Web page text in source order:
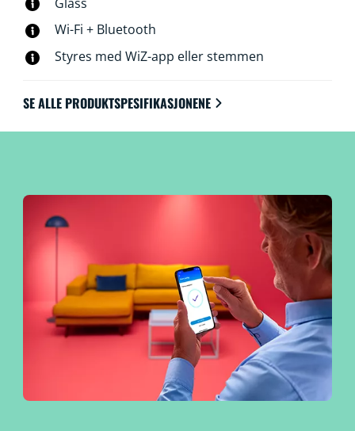
Wi-Fi + Bluetooth
Styres med WiZ-app eller stemmen
SE ALLE PRODUKTSPESIFIKASJONENE